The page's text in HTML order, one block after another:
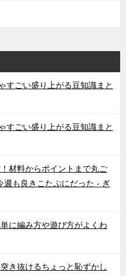
すごい盛り上がる豆知識まと
すごい盛り上がる豆知識まと
材料からポイントまで丸ご
週も良きこたぷにだった - ぎ
に編み方や遊び方がよくわ
き抜けるちょっと恥ずかし